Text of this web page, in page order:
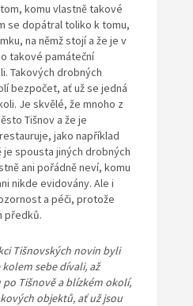
komu vlastně takové
se dopátral toliko k tomu,
na němž stojí a že je v
takové památeční
Takových drobných
bezpočet, ať už se jedná
Je skvělé, že mnoho z
Tišnov a že je
jako například
je spousta jiných drobných
ani pořádně neví, komu
nikde evidovány. Ale i
a péči, protože
předků.
Tišnovských novin byli
sebe dívali, až
Tišnově a blízkém okolí,
objektů, ať už jsou